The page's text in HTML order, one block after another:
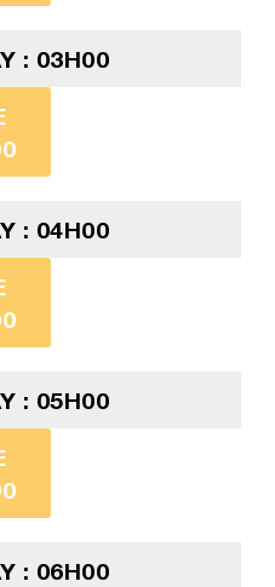
: 03H00
: 04H00
: 05H00
: 06H00